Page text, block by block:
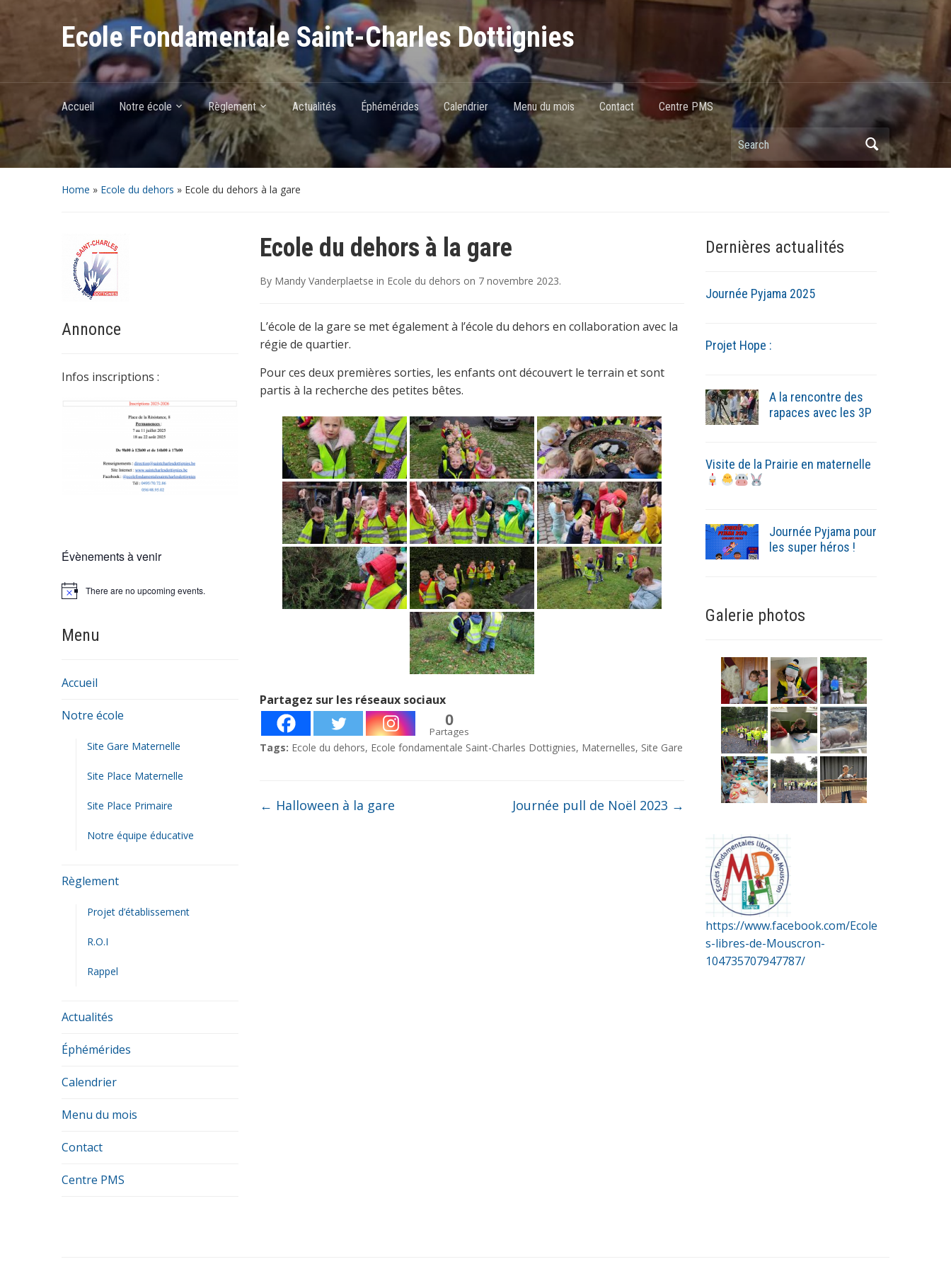
Ecole Fondamentale Saint-Charles Dottignies
Accueil Notre école Règlement Actualités Éphémérides Calendrier Menu du mois Contact Centre PMS
Home » Ecole du dehors » Ecole du dehors à la gare
Annonce
Infos inscriptions :
Évènements à venir
There are no upcoming events.
Menu
Accueil
Notre école
Site Gare Maternelle
Site Place Maternelle
Site Place Primaire
Notre équipe éducative
Règlement
Projet d’établissement
R.O.I
Rappel
Actualités
Éphémérides
Calendrier
Menu du mois
Contact
Centre PMS
Ecole du dehors à la gare
By Mandy Vanderplaetse in Ecole du dehors on 7 novembre 2023.
L’école de la gare se met également à l’école du dehors en collaboration avec la
régie de quartier.
Pour ces deux premières sorties, les enfants ont découvert le terrain et sont
partis à la recherche des petites bêtes.
Partagez sur les réseaux sociaux
0
Partages
Tags: Ecole du dehors, Ecole fondamentale Saint-Charles Dottignies, Maternelles, Site Gare
← Halloween à la gare Journée pull de Noël 2023 →
Dernières actualités
Journée Pyjama 2025
Projet Hope :
A la rencontre des
rapaces avec les 3P
Visite de la Prairie en maternelle
Journée Pyjama pour
les super héros !
Galerie photos
https://www.facebook.com/Ecole
s-libres-de-Mouscron-
104735707947787/